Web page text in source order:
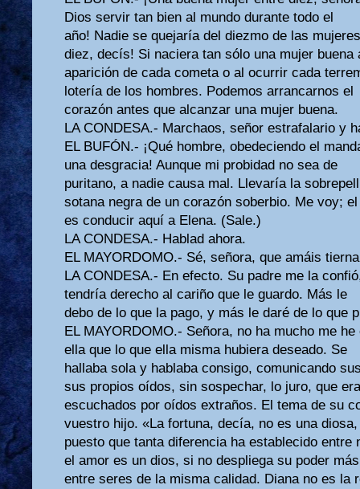
Dios servir tan bien al mundo durante todo el
año! Nadie se quejaría del diezmo de las
diez, decís! Si naciera tan sólo una mujer buena
aparición de cada cometa o al ocurrir cada
lotería de los hombres. Podemos arrancarnos el
corazón antes que alcanzar una mujer buena.
LA CONDESA.- Marchaos, señor estrafalario y
EL BUFÓN.- ¡Qué hombre, obedeciendo el
una desgracia! Aunque mi probidad no sea de
puritano, a nadie causa mal. Llevaría la
sotana negra de un corazón soberbio. Me voy;
es conducir aquí a Elena. (Sale.)
LA CONDESA.- Hablad ahora.
EL MAYORDOMO.- Sé, señora, que amáis
LA CONDESA.- En efecto. Su padre me la
tendría derecho al cariño que le guardo. Más le
debo de lo que la pago, y más le daré de lo que
EL MAYORDOMO.- Señora, no ha mucho me
ella que lo que ella misma hubiera deseado. Se
hallaba sola y hablaba consigo, comunicando
sus propios oídos, sin sospechar, lo juro, que
escuchados por oídos extraños. El tema de su
vuestro hijo. «La fortuna, decía, no es una diosa,
puesto que tanta diferencia ha establecido
el amor es un dios, si no despliega su poder
entre seres de la misma calidad. Diana no es la